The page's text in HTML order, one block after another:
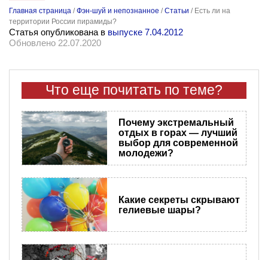
Главная страница /Фэн-шуй и непознанное /Статьи / Есть ли на
территории России пирамиды?
Статья опубликована в выпуске 7.04.2012
Обновлено 22.07.2020
Что еще почитать по теме?
Почему экстремальный
отдых в горах — лучший
выбор для современной
молодежи?
Какие секреты скрывают
гелиевые шары?